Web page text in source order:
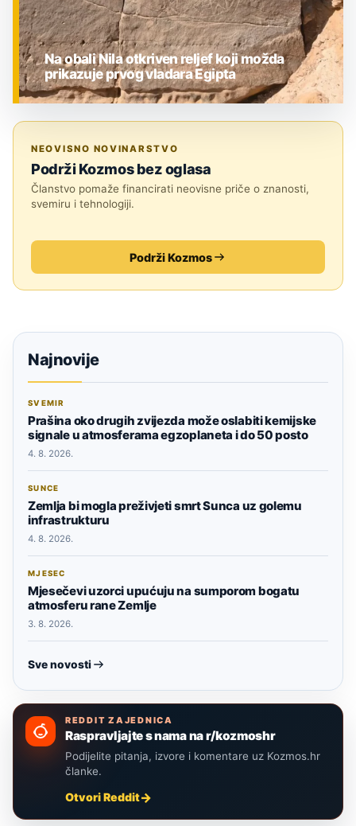
Na obali Nila otkriven reljef koji možda
prikazuje prvog vladara Egipta
NEOVISNO NOVINARSTVO
Podrži Kozmos bez oglasa
Članstvo pomaže financirati neovisne priče o znanosti,
svemiru i tehnologiji.
Podrži Kozmos
Najnovije
SVEMIR
Prašina oko drugih zvijezda može oslabiti kemijske
signale u atmosferama egzoplaneta i do 50 posto
4. 8. 2026.
SUNCE
Zemlja bi mogla preživjeti smrt Sunca uz golemu
infrastrukturu
4. 8. 2026.
MJESEC
Mjesečevi uzorci upućuju na sumporom bogatu
atmosferu rane Zemlje
3. 8. 2026.
Sve novosti
REDDIT ZAJEDNICA
Raspravljajte s nama na r/kozmoshr
Podijelite pitanja, izvore i komentare uz Kozmos.hr
članke.
Otvori Reddit